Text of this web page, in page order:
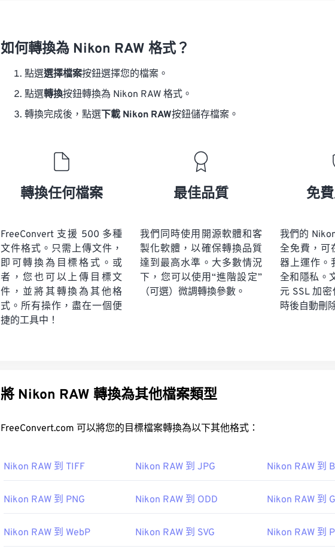
如何轉換為 Nikon RAW 格式？
點選選擇檔案按鈕選擇您的檔案。
點選轉換按鈕轉換為 Nikon RAW 格式。
轉換完成後，點選 下載 Nikon RAW按鈕儲存檔案。
轉換任何檔案
FreeConvert 支援 500 多種
文件格式。只需上傳文件，
即可轉換為目標格式。或
者，您也可以上傳目標文
件，並將其轉換為其他格
式。所有操作，盡在一個便
捷的工具中！
最佳品質
我們同時使用開源軟體和客
製化軟體，以確保轉換品質
達到最高水準。大多數情況
下，您可以使用“進階設定”
（可選）微調轉換參數。
免
我們的
全免費，可
器上運作。
全和隱私。
元 SSL 加
時後自動刪
將 Nikon RAW 轉換為其他檔案類型
FreeConvert.com 可以將您的目標檔案轉換為以下其他格式：
Nikon RAW 到 TIFF Nikon RAW 到 JPG Nikon RAW 到
Nikon RAW 到 PNG Nikon RAW 到 ODD Nikon RAW 到
Nikon RAW 到 WebP Nikon RAW 到 SVG Nikon RAW 到